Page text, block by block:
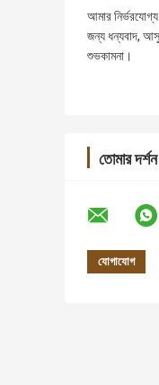
আমার
জন্য ধন্যবাদ,
শুভকামনা।
তোমার